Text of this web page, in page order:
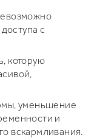
с
которую
уменьшение
и
вскармливания.